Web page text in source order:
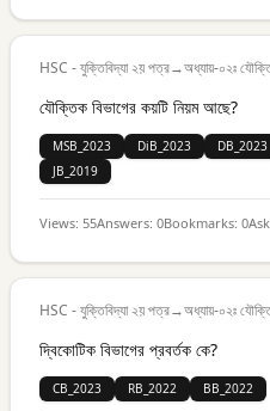
HSC - যুক্তিবিদ্যা ২য় পত্র→অধ্যায়-০২ঃ
যৌক্তিক বিভাগের কয়টি নিয়ম আছে?
MSB_2023 DiB_2023 DB_2023
JB_2019
Views: 55Answers: 0Bookmarks: 0
HSC - যুক্তিবিদ্যা ২য় পত্র→অধ্যায়-০২ঃ
দ্বিকোটিক বিভাগের প্রবর্তক কে?
CB_2023 RB_2022 BB_2022